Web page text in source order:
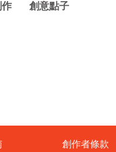
創意點子
創作者條款